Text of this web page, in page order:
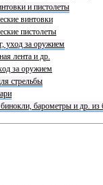
и пистолеты
винтовки
пистолеты
уход за оружием
лента и др.
за оружием
стрельбы
барометры и др. из